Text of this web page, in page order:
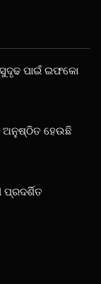
ପାଇଁ ଇଫକୋ
ଅନୁଷ୍ଠିତ ହେଉଛି
ପ୍ରଦର୍ଶିତ